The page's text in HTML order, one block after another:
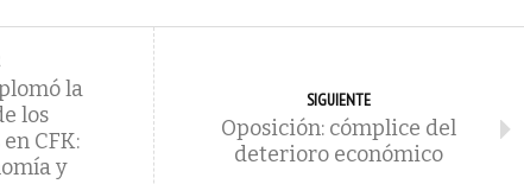
la
los
CFK:
y
SIGUIENTE
Oposición: cómplice del
deterioro económico